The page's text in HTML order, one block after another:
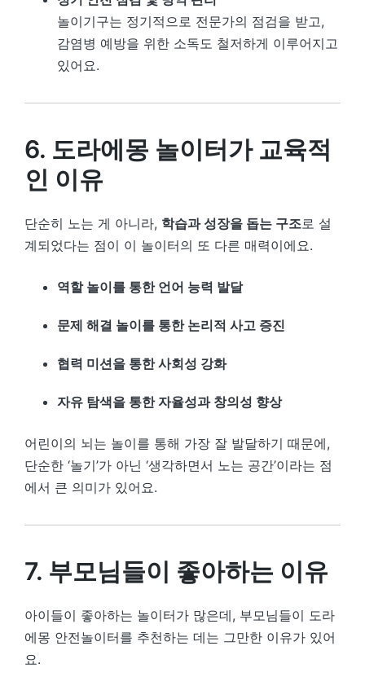
놀이기구는 정기적으로 전문가의 점검을 받고,
감염병 예방을 위한 소독도 철저하게 이루어지고
있어요.
6. 도라에몽 놀이터가 교육적
인 이유
단순히 노는 게 아니라, 학습과 성장을 돕는 구조로 설
계되었다는 점이 이 놀이터의 또 다른 매력이에요.
역할 놀이를 통한 언어 능력 발달
문제 해결 놀이를 통한 논리적 사고 증진
협력 미션을 통한 사회성 강화
자유 탐색을 통한 자율성과 창의성 향상
어린이의 뇌는 놀이를 통해 가장 잘 발달하기 때문에,
단순한 ‘놀기’가 아닌 ‘생각하면서 노는 공간’이라는 점
에서 큰 의미가 있어요.
7. 부모님들이 좋아하는 이유
아이들이 좋아하는 놀이터가 많은데, 부모님들이 도라
에몽 안전놀이터를 추천하는 데는 그만한 이유가 있어
요.